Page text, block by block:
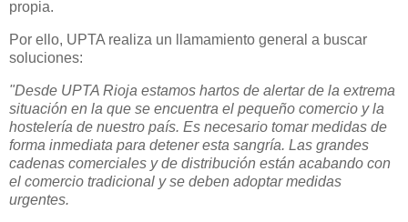
propia.
Por ello, UPTA realiza un llamamiento general a buscar
soluciones:
"Desde UPTA Rioja estamos hartos de alertar de la extrema
situación en la que se encuentra el pequeño comercio y la
hostelería de nuestro país. Es necesario tomar medidas de
forma inmediata para detener esta sangría. Las grandes
cadenas comerciales y de distribución están acabando con
el comercio tradicional y se deben adoptar medidas
urgentes.